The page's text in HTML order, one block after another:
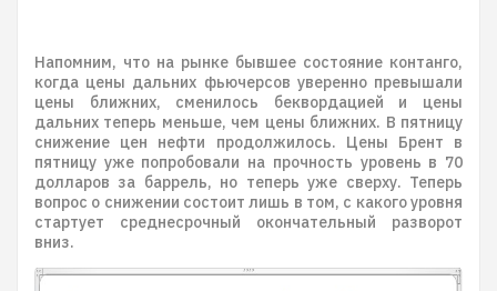
Напомним, что на рынке бывшее состояние контанго,
когда цены дальних фьючерсов уверенно превышали
цены ближних, сменилось беквордацией и цены
дальних теперь меньше, чем цены ближних. В пятницу
снижение цен нефти продолжилось. Цены Брент в
пятницу уже попробовали на прочность уровень в 70
долларов за баррель, но теперь уже сверху. Теперь
вопрос о снижении состоит лишь в том, с какого уровня
стартует среднесрочный окончательный разворот
вниз.